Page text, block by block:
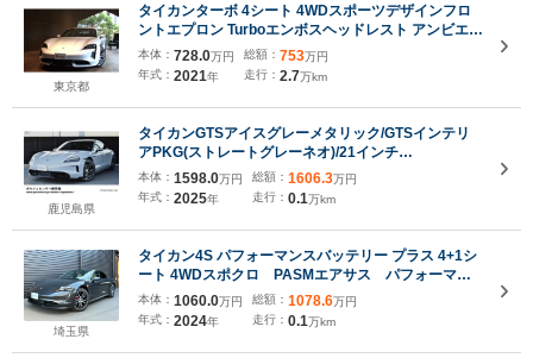
東京都
タイカンターボ 4シート 4WDスポーツデザインフロ
ントエプロン Turboエンボスヘッドレスト アンビエン
トライト シートヒーター(フロント/リア) BOSEサウ
ンドシステム PSCB
本体： 728.0万円
年式： 2021年
総額： 753万円
走行： 2.7万km
鹿児島県
タイカンGTSアイスグレーメタリック/GTSインテリ
アPKG(ストレートグレーネオ)/21インチ
TaycanExclusiveDesign(ハイグロスブラック塗
装)/4+1シート/シートヒーターFR/リアアクスルステア
リング/PorscheDesignクロック
本体： 1598.0万円
年式： 2025年
総額： 1606.3万円
走行： 0.1万km
埼玉県
タイカン4S パフォーマンスバッテリー プラス 4+1シ
ート 4WDスポクロ PASMエアサス パフォーマン
スバッテリー プラス 固定ガラスサンルーフ
本体： 1060.0万円
年式： 2024年
総額： 1078.6万円
走行： 0.1万km